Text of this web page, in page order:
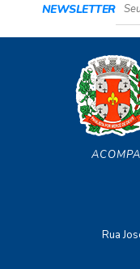
NEWSLETTER
Rua